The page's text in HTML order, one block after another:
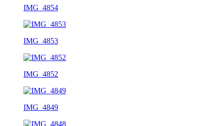
IMG_4854
IMG_4853
IMG_4852
IMG_4849